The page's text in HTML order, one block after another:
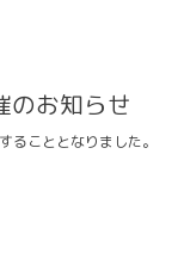
のお知らせ
ることとなりました。